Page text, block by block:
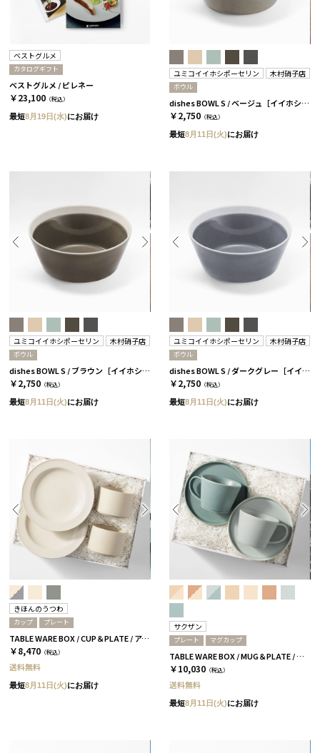
ベストグルメ
カタログギフト
ベストグルメ / ピレネー
￥23,100 （税込）
最短8月19日(水)にお届け
ユミコイイホシポーセリン 木村硝子店
ボウル
dishes BOWL S / ベージュ［イイホシユミコ×木村硝子店］
￥2,750 （税込）
最短8月11日(火)にお届け
ユミコイイホシポーセリン 木村硝子店
ボウル
dishes BOWL S / ブラウン［イイホシユミコ×木村硝子店］
￥2,750 （税込）
最短8月11日(火)にお届け
ユミコイイホシポーセリン 木村硝子店
ボウル
dishes BOWL S / ダークグレー［イイホシユミコ×木村硝子店］
￥2,750 （税込）
最短8月11日(火)にお届け
きほんのうつわ
カップ プレート
TABLE WARE BOX / CUP＆PLATE / アイボリー［きほんのうつわ］
￥8,470 （税込）
送料無料
最短8月11日(火)にお届け
サクザン
プレート マグカップ
TABLE WARE BOX / MUG＆PLATE / スカイブルー＆アクアブルー［サクザン×HYACCA］
￥10,030 （税込）
送料無料
最短8月11日(火)にお届け